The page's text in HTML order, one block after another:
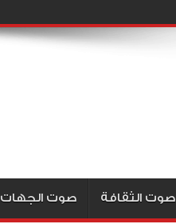
صوت الثقافة صوت الجهات